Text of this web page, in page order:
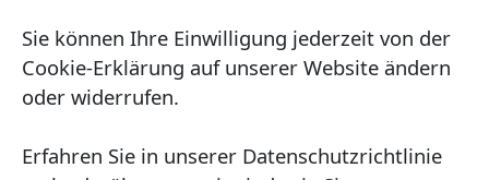
Sie können Ihre Einwilligung jederzeit von der
Cookie-Erklärung auf unserer Website ändern
oder widerrufen.
Erfahren Sie in unserer Datenschutzrichtlinie